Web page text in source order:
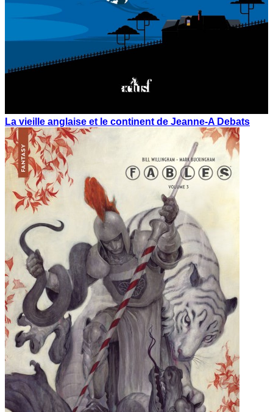
La vieille anglaise et le continent de Jeanne-A Debats